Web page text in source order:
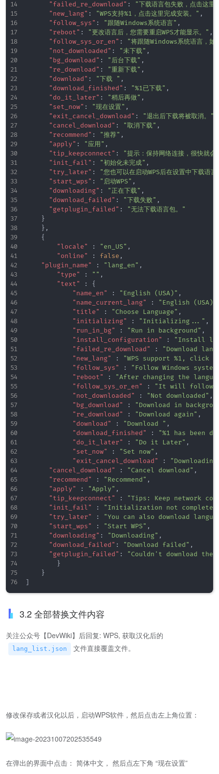
"failed_re_download" :
"下载语言包失败，点击这里
"new_lang" : "WPS支持%1，点击这里完成安装。" ,
"follow_sys" : "跟随Windows系统语言" ,
"reboot" : "更改语言后，您需要重启WPS才能显示。" ,
"follow_sys_or_en" :
"将跟随Windows系统语言，如
"not_downloaded" : "未下载" ,
"bg_download" : "后台下载" ,
"re_download" : "重新下载" ,
"download" : "下载 " ,
"download_finished" : "%1已下载" ,
"do_it_later" : "稍后再做" ,
"set_now" : "现在设置" ,
"exit_cancel_download" : "退出后下载将被取消。"
"cancel_download" : "取消下载" ,
"recommend" : "推荐" ,
"apply" : "应用" ,
"tip_keepconnect" :
"提示：保持网络连接，很快就会
"init_fail" : "初始化未完成" ,
"try_later" :
"您也可以在启动WPS后在设置中下载语
"start_wps" : "启动WPS" ,
"downloading" : "正在下载" ,
"download_failed" : "下载失败" ,
"getplugin_failed" :
"无法下载语言包。"
}
} ,
{
"locale"
: "en_US" ,
"online"
: false ,
"plugin_name"
: "lang_en" ,
"type"
: "" ,
"text"
:
{
"name_en"
: "English (USA)" ,
"name_current_lang"
: "English (USA)"
"title"
: "Choose Language" ,
"initializing"
: "Initializing..." ,
"run_in_bg"
: "Run in background" ,
"install_configuration"
:
"Install
"failed_re_download"
:
"Download
"new_lang"
:
"WPS support %1, click
"follow_sys"
:
"Follow Windows
"reboot"
:
"After changing the
"follow_sys_or_en"
:
"It will follow
"not_downloaded"
: "Not downloaded" ,
"bg_download"
:
"Download in
"re_download"
: "Download again" ,
"download"
: "Download " ,
"download_finished"
:
"%1 has been
"do_it_later"
: "Do it Later" ,
"set_now"
: "Set now" ,
"exit_cancel_download"
:
"cancel_download"
: "Cancel download" ,
"recommend"
: "Recommend" ,
"apply"
: "Apply" ,
"tip_keepconnect"
:
"Tips: Keep network
"init_fail"
:
"Initialization not
"try_later"
:
"You can also download
"start_wps"
: "Start WPS" ,
"downloading" : "Downloading" ,
"download_failed" : "Download failed" ,
"getplugin_failed" :
"Couldn't download the
}
}
]
3.2 全部替换文件内容
关注公众号【DevWiki】后回复: WPS, 获取汉化后的
lang_list.json 文件直接覆盖文件。
修改保存或者汉化以后，启动WPS软件，然后点击左上角位置：
在弹出的界面中点击： 简体中文， 然后点左下角 “现在设置”